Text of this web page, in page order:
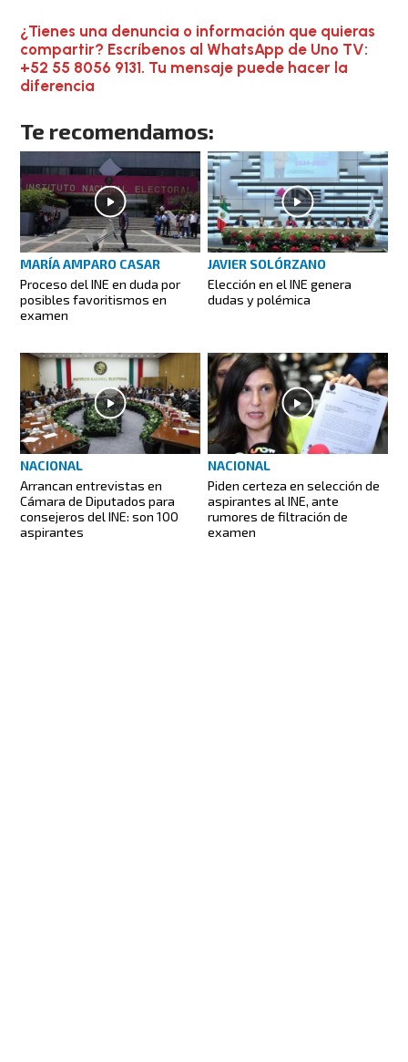
¿Tienes una denuncia o información que quieras
compartir? Escríbenos al WhatsApp de Uno TV:
+52 55 8056 9131. Tu mensaje puede hacer la
diferencia
Te recomendamos:
MARÍA AMPARO CASAR
Proceso del INE en duda por
posibles favoritismos en
examen
JAVIER SOLÓRZANO
Elección en el INE genera
dudas y polémica
NACIONAL
Arrancan entrevistas en
Cámara de Diputados para
consejeros del INE: son 100
aspirantes
NACIONAL
Piden certeza en selección de
aspirantes al INE, ante
rumores de filtración de
examen